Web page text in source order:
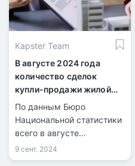
социально уязвимых
групп населения.
Kapster Team
В августе 2024 года
количество сделок
купли-продажи жилой
недвижимости
увеличилось на 1,8%
По данным Бюро
Национальной статистики
всего в августе
количество
зарегистрированных
9 сент. 2024